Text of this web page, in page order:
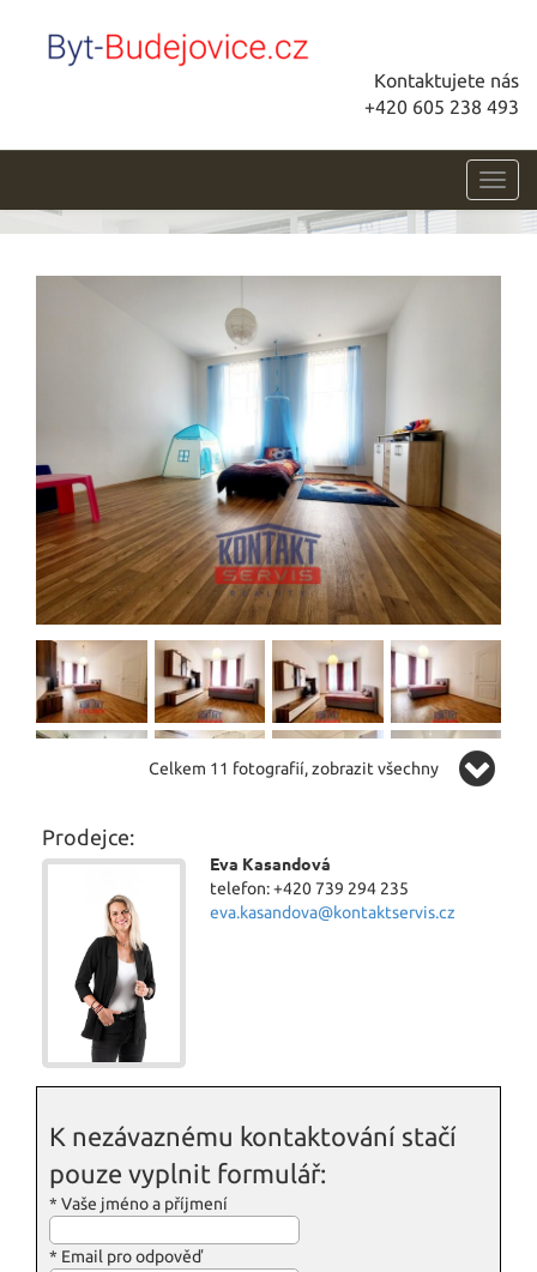
Kontaktujete nás
+420 605 238 493
Celkem 11 fotografií, zobrazit všechny
Prodejce:
Eva Kasandová
telefon: +420 739 294 235
eva.kasandova@kontaktservis.cz
K nezávaznému kontaktování stačí
pouze vyplnit formulář:
* Vaše jméno a příjmení
* Email pro odpověď